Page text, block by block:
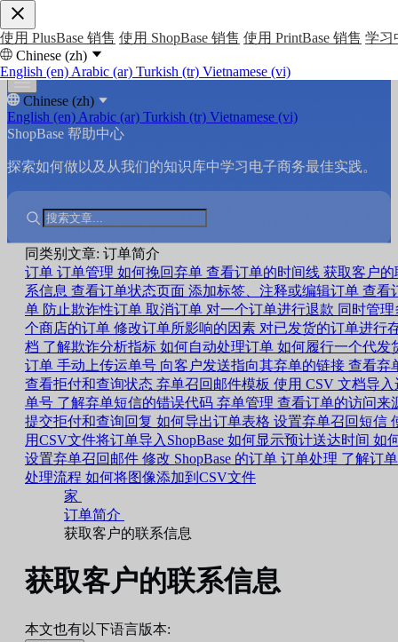
使用 PlusBase 销售 使用 ShopBase 销售 使用 PrintBase 销售 学习
Chinese (zh)
English (en) Arabic (ar) Turkish (tr) Vietnamese (vi)
Chinese (zh)
English (en) Arabic (ar) Turkish (tr) Vietnamese (vi)
ShopBase 帮助中心
探索如何做以及从我们的知识库中学习电子商务最佳实践。
同类别文章: 订单简介
订单 订单管理 如何挽回弃单 查看订单的时间线 获取客户的
系信息 查看订单状态页面 添加标签、注释或编辑订单 查看
单 防止欺诈性订单 取消订单 对一个订单进行退款 同时管理
个商店的订单 修改订单所影响的因素 对已发货的订单进行
档 了解欺诈分析指标 如何自动处理订单 如何履行一个代发
订单 手动上传运单号 向客户发送指向其弃单的链接 查看弃
查看拒付和查询状态 弃单召回邮件模板 使用 CSV 文档导入
单号 了解弃单短信的错误代码 弃单管理 查看订单的访问来
提交拒付和查询回复 如何导出订单表格 设置弃单召回短信
用CSV文件将订单导入ShopBase 如何显示预计送达时间 如
设置弃单召回邮件 修改 ShopBase 的订单 订单处理 了解订单
处理流程 如何将图像添加到CSV文件
家
订单简介
获取客户的联系信息
获取客户的联系信息
本文也有以下语言版本: